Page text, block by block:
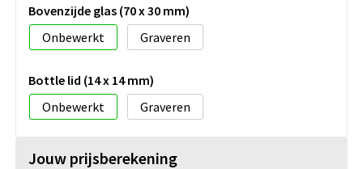
Bovenzijde glas (70 x 30 mm)
Onbewerkt
Graveren
Bottle lid (14 x 14 mm)
Onbewerkt
Graveren
Jouw prijsberekening